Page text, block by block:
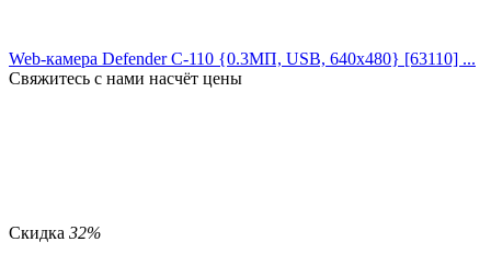
Web-камера Defender C-110 {0.3МП, USB, 640x480} [63110] ...
Свяжитесь с нами насчёт цены
Скидка 32%